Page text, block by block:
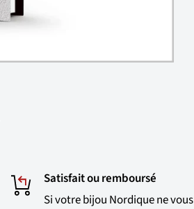
Satisfait ou remboursé
Si votre bijou Nordique ne vous